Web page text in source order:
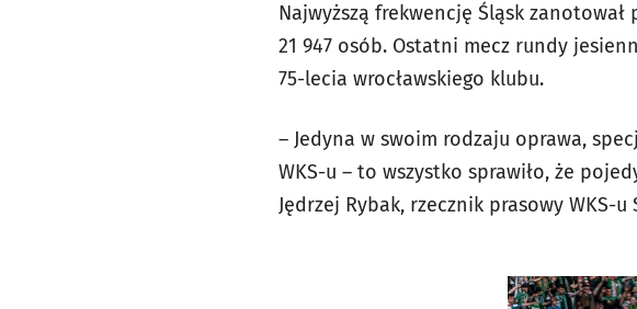
Najwyższą frekwencję Śląsk
21 947 osób. Ostatni mecz rundy
75-lecia wrocławskiego klubu.
– Jedyna w swoim rodzaju oprawa,
WKS-u – to wszystko sprawiło, że
Jędrzej Rybak, rzecznik prasowy WKS-u